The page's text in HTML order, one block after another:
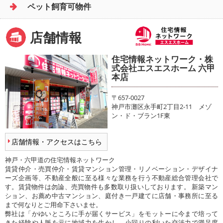
ペット飼育可物件
店舗情報
店舗情報・アクセスはこちら
住宅情報ネットワーク・株
式会社エスエスホーム 六甲
本店
〒657-0027
神戸市灘区永手町2丁目2-11 メゾ
ン・ド・ブラン1F東
神戸・六甲道の住宅情報ネットワーク
賃貸仲介・売買仲介・賃貸マンション管理・リノベーション・デザイナ
ーズ企画等、不動産全般に至る様々な業務を行う不動産総合管理会社で
す。賃貸物件は勿論、売買物件も多数取り扱いしております。 新築マン
ション、お薦め中古マンション、庭付き一戸建てに店舗・事務所に至る
まで何なりとご用命下さいませ。
弊社は「かゆいところに手が届くサービス」をモットーに今まで培って